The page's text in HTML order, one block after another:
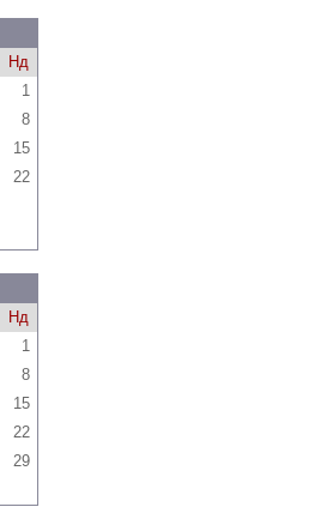
Нд
1
8
15
22
Нд
1
8
15
22
29